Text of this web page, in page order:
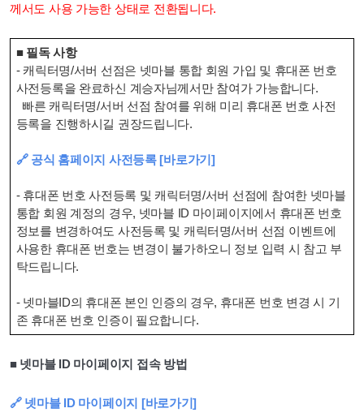
께서도 사용 가능한 상태로 전환됩니다.
■ 필독 사항
- 캐릭터명/서버 선점은 넷마블 통합 회원 가입 및 휴대폰 번호
사전등록을 완료하신 계승자님께서만 참여가 가능합니다.
빠른 캐릭터명/서버 선점 참여를 위해 미리 휴대폰 번호 사전
등록을 진행하시길 권장드립니다.
🔗 공식 홈페이지 사전등록 [바로가기]
- 휴대폰 번호 사전등록 및 캐릭터명/서버 선점에 참여한 넷마블
통합 회원 계정의 경우, 넷마블 ID 마이페이지에서 휴대폰 번호
정보를 변경하여도 사전등록 및 캐릭터명/서버 선점 이벤트에
사용한 휴대폰 번호는 변경이 불가하오니 정보 입력 시 참고 부
탁드립니다.
- 넷마블ID의 휴대폰 본인 인증의 경우, 휴대폰 번호 변경 시 기
존 휴대폰 번호 인증이 필요합니다.
■ 넷마블 ID 마이페이지 접속 방법
🔗 넷마블 ID 마이페이지 [바로가기]